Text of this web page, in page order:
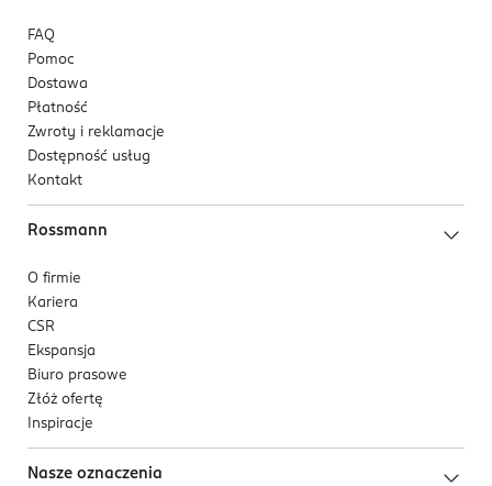
FAQ
Pomoc
Dostawa
Płatność
Zwroty i reklamacje
Dostępność usług
Kontakt
Rossmann
O firmie
Kariera
CSR
Ekspansja
Biuro prasowe
Złóż ofertę
Inspiracje
Nasze oznaczenia